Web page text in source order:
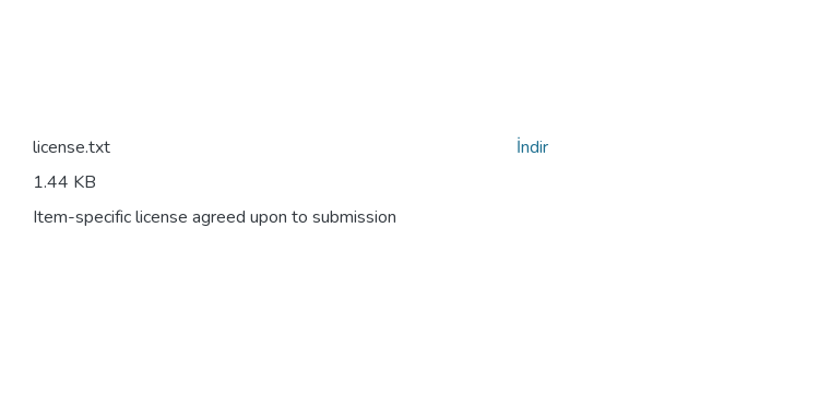
license.txt
1.44 KB
Item-specific license agreed upon to submission
İndir